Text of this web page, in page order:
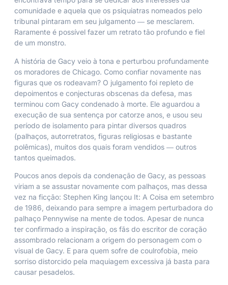
comunidade e aquela que os psiquiatras nomeados pelo
tribunal pintaram em seu julgamento ― se mesclarem.
Raramente é possível fazer um retrato tão profundo e fiel
de um monstro.
A história de Gacy veio à tona e perturbou profundamente
os moradores de Chicago. Como confiar novamente nas
figuras que os rodeavam? O julgamento foi repleto de
depoimentos e conjecturas obscenas da defesa, mas
terminou com Gacy condenado à morte. Ele aguardou a
execução de sua sentença por catorze anos, e usou seu
período de isolamento para pintar diversos quadros
(palhaços, autorretratos, figuras religiosas e bastante
polêmicas), muitos dos quais foram vendidos ― outros
tantos queimados.
Poucos anos depois da condenação de Gacy, as pessoas
viriam a se assustar novamente com palhaços, mas dessa
vez na ficção: Stephen King lançou It: A Coisa em setembro
de 1986, deixando para sempre a imagem perturbadora do
palhaço Pennywise na mente de todos. Apesar de nunca
ter confirmado a inspiração, os fãs do escritor de coração
assombrado relacionam a origem do personagem com o
visual de Gacy. E para quem sofre de coulrofobia, meio
sorriso distorcido pela maquiagem excessiva já basta para
causar pesadelos.